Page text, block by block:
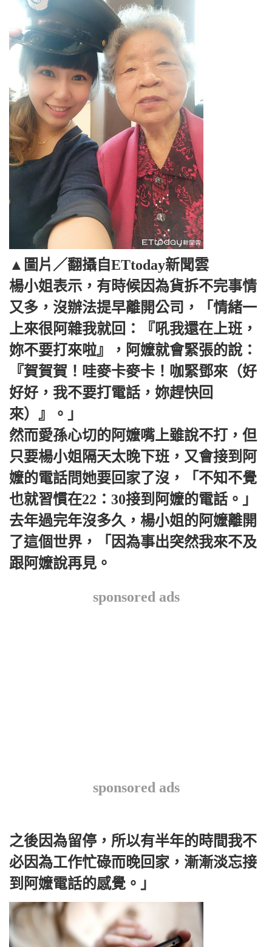
▲圖片／翻攝自ETtoday新聞雲
楊小姐表示，有時候因為貨拆不完事情
又多，沒辦法提早離開公司，「情緒一
上來很阿雜我就回：『吼我還在上班，
妳不要打來啦』，阿嬤就會緊張的說：
『賀賀賀！哇麥卡麥卡！咖緊鄧來（好
好好，我不要打電話，妳趕快回
來）』。」
然而愛孫心切的阿嬤嘴上雖說不打，但
只要楊小姐隔天太晚下班，又會接到阿
嬤的電話問她要回家了沒，「不知不覺
也就習慣在22：30接到阿嬤的電話。」
去年過完年沒多久，楊小姐的阿嬤離開
了這個世界，「因為事出突然我來不及
跟阿嬤說再見。
sponsored ads
sponsored ads
之後因為留停，所以有半年的時間我不
必因為工作忙碌而晚回家，漸漸淡忘接
到阿嬤電話的感覺。」